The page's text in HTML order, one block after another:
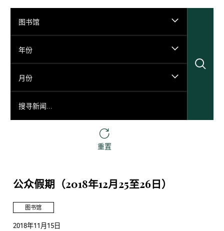
图书馆
年份
月份
重置
公众假期（2018年12月25至26日）
图书馆
2018年11月15日